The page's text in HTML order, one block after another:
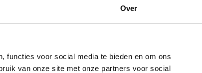
Over
functies voor social media te bieden en om ons
van onze site met onze partners voor social